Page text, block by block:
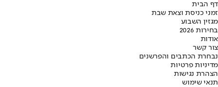
דף הבית
זמני כניסת וצאת שבת
מגזין השבוע
בחירות 2026
אודות
צור קשר
נבחרת הכתבים והפרשנים
מדיניות פרטיות
הצהרת נגישות
תנאי שימוש